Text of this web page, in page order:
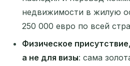
недвижимости в жилую
250 000 евро по всей
Физическое
а не для визы: сама